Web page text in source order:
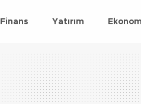
Finans Yatırım